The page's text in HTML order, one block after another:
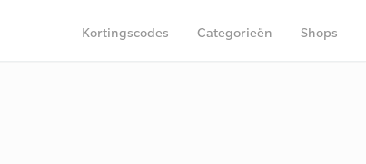
Kortingscodes Categorieën Shops